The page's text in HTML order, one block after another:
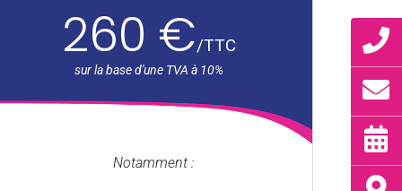
260 €/TTC
Notamment :